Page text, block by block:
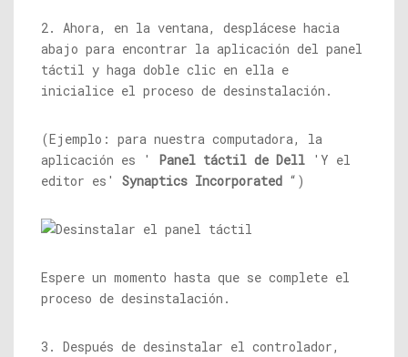
2. Ahora, en la ventana, desplácese hacia
abajo para encontrar la aplicación del panel
táctil y haga doble clic en ella e
inicialice el proceso de desinstalación.
(Ejemplo: para nuestra computadora, la
aplicación es '
Panel táctil de Dell 'Y el
editor es' Synaptics Incorporated “)
Espere un momento hasta que se complete el
proceso de desinstalación.
3. Después de desinstalar el controlador,